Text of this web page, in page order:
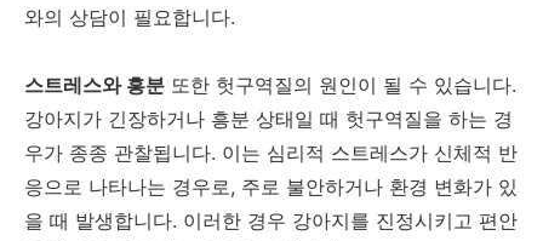
와의 상담이 필요합니다.
스트레스와 흥분 또한 헛구역질의 원인이 될 수 있습니다.
강아지가 긴장하거나 흥분 상태일 때 헛구역질을 하는 경
우가 종종 관찰됩니다. 이는 심리적 스트레스가 신체적 반
응으로 나타나는 경우로, 주로 불안하거나 환경 변화가 있
을 때 발생합니다. 이러한 경우 강아지를 진정시키고 편안